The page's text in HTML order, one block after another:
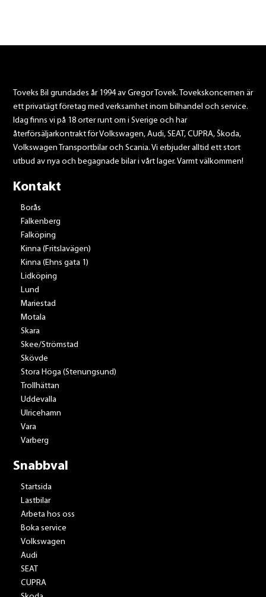
Toveks Bil grundades år 1994 av Gregor Tovek. Tovekskoncernen är
ett privatägt företag med verksamhet inom bilhandel och service.
Idag finns vi på 18 orter runt om i Sverige och har
återförsäljarkontrakt för Volkswagen, Audi, SEAT, CUPRA, Škoda,
Volkswagen Transportbilar och Scania. Vi erbjuder alltid ett stort
utbud av nya och begagnade bilar i vårt lager. Varmt välkommen!
Kontakt
Borås
Falkenberg
Falköping
Kinna (Fritslavägen)
Kinna (Ehns gata 1)
Lidköping
Lund
Mariestad
Motala
Skara
Skee/Strömstad
Skövde
Stora Höga (Stenungsund)
Trollhättan
Uddevalla
Ulricehamn
Vara
Varberg
Snabbval
Startsida
Lastbilar
Arbeta hos oss
Boka service
Volkswagen
Audi
SEAT
CUPRA